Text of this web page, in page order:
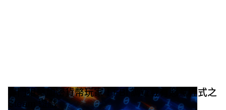
專門狙擊加密貨幣玩家！FBI 調查載有惡意程式之
Steam 遊戲